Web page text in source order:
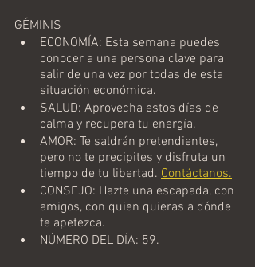
GÉMINIS
ECONOMÍA: Esta semana puedes
conocer a una persona clave para
salir de una vez por todas de esta
situación económica.
SALUD: Aprovecha estos días de
calma y recupera tu energía.
AMOR: Te saldrán pretendientes,
pero no te precipites y disfruta un
tiempo de tu libertad. Contáctanos.
CONSEJO: Hazte una escapada, con
amigos, con quien quieras a dónde
te apetezca.
NÚMERO DEL DÍA: 59.